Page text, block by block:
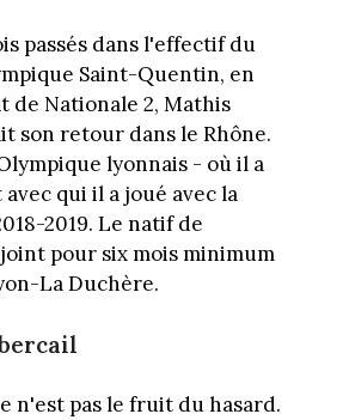
passés dans l'effectif du
Saint-Quentin, en
de Nationale 2, Mathis
son retour dans le Rhône.
lyonnais - où il a
qui il a joué avec la
2019. Le natif de
pour six mois minimum
La Duchère.
n'est pas le fruit du hasard.